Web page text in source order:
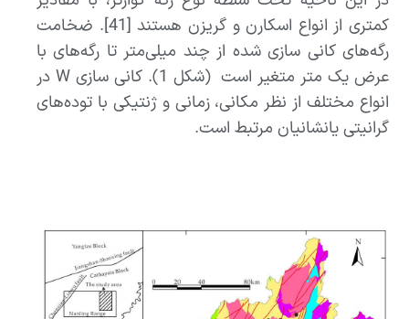
کمتری از انواع اسکارن و گریزن هستند [41]. ضخامت
رگه‌های کانی سازی شده از چند میلی‌متر تا رگه‌های با
عرض یک متر متغیر است (شکل 1). کانی سازی W در
انواع مختلف از نظر مکانی، زمانی و ژنتیکی با توده‌های
گرانیتی یانشانیان مرتبط است.